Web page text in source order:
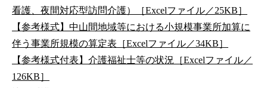
看護、夜間対応型訪問介護）［Excelファイル／25KB］
【参考様式】中山間地域等における小規模事業所加算に
伴う事業所規模の算定表［Excelファイル／34KB］
【参考様式付表】介護福祉士等の状況［Excelファイル／
126KB］